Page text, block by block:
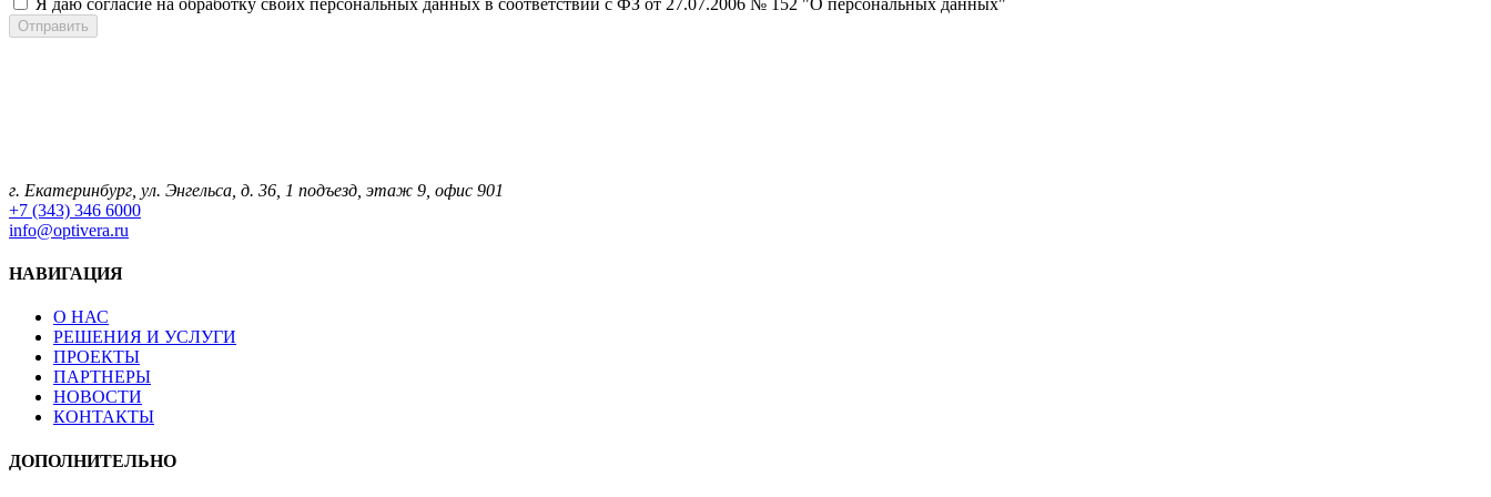
г. Екатеринбург, ул. Энгельса, д. 36, 1 подъезд, этаж 9, офис 901
+7 (343) 346 6000
info@optivera.ru
НАВИГАЦИЯ
О НАС
РЕШЕНИЯ И УСЛУГИ
ПРОЕКТЫ
ПАРТНЕРЫ
НОВОСТИ
КОНТАКТЫ
ДОПОЛНИТЕЛЬНО